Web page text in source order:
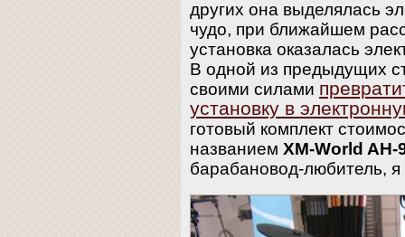
других она выделялась
чудо, при ближайшем
установка оказалась
В одной из предыдущих
своими силами
установку в
готовый комплект
названием XM-World AH-
барабановод-любитель,